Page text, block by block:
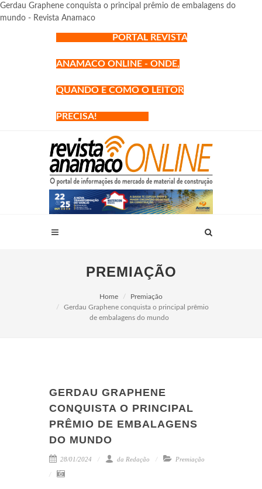
Gerdau Graphene conquista o principal prêmio de embalagens do
mundo - Revista Anamaco
PORTAL REVISTA
ANAMACO ONLINE - ONDE,
QUANDO E COMO O LEITOR
PRECISA!
PREMIAÇÃO
Home
Premiação
Gerdau Graphene conquista o principal prêmio
de embalagens do mundo
GERDAU GRAPHENE
CONQUISTA O PRINCIPAL
PRÊMIO DE EMBALAGENS
DO MUNDO
28/01/2024 da Redação Premiação